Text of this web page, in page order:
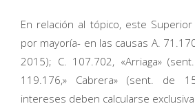
En relación al tópico, este
por mayoría- en las causas A.
2015); C. 107.702, «Arriaga»
119.176,» Cabrera» (sent. de
intereses deben calcularse